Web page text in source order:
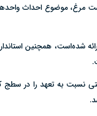
مرغ، موضوع احداث
شده‌است، همچنین
نسبت به تعهد را در سطج